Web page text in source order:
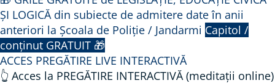
ȘI LOGICĂ din subiecte de admitere date în anii
anteriori la Școala de Poliție / Jandarmi Capitol /
conținut GRATUIT 🎁
ACCES PREGĂTIRE LIVE INTERACTIVĂ
👆 Acces la PREGĂTIRE INTERACTIVĂ (meditații online)